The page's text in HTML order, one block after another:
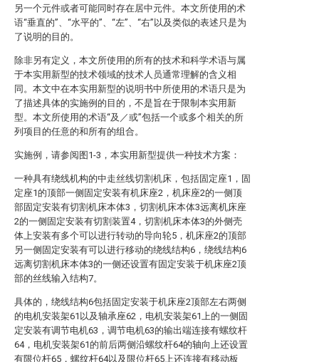
另一个元件或者可能同时存在居中元件。本文所使用的术
语“垂直的”、“水平的”、“左”、“右”以及类似的表述只是为
了说明的目的。
除非另有定义，本文所使用的所有的技术和科学术语与属
于本实用新型的技术领域的技术人员通常理解的含义相
同。本文中在本实用新型的说明书中所使用的术语只是为
了描述具体的实施例的目的，不是旨在于限制本实用新
型。本文所使用的术语“及／或”包括一个或多个相关的所
列项目的任意的和所有的组合。
实施例，请参阅图1-3，本实用新型提供一种技术方案：
一种具有绕线机构的中走丝线切割机床，包括固定座1，固
定座1的顶部一侧固定安装有机床座2，机床座2的一侧顶
部固定安装有切割机床本体3，切割机床本体3远离机床座
2的一侧固定安装有切割装置4，切割机床本体3的外侧壳
体上安装有多个可以进行转动的导向轮5，机床座2的顶部
另一侧固定安装有可以进行移动的绕线结构6，绕线结构6
远离切割机床本体3的一侧还设置有固定安装于机床座2顶
部的丝线输入结构7。
具体的，绕线结构6包括固定安装于机床座2顶部左右两侧
的电机安装架61以及轴承座62，电机安装架61上的一侧固
定安装有调节电机63，调节电机63的输出端连接有螺纹杆
64，电机安装架61的前后两侧沿螺纹杆64的轴向上还设置
有限位杆65，螺纹杆64以及限位杆65上还连接有移动板